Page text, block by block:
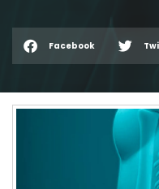
Facebook